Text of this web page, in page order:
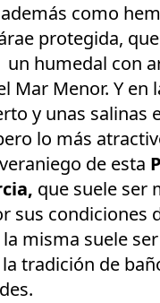
como
protegida,
humedal con
Mar Menor. Y en
y unas salinas
lo más
de esta
que suele ser
sus condiciones
misma suele
tradición de